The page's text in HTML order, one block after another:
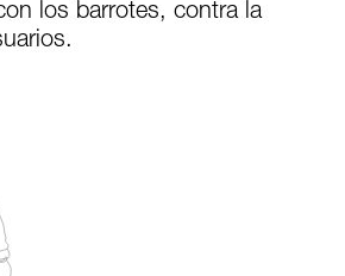
los barrotes, contra la